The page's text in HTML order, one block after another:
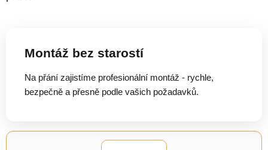
Montáž bez starostí
Na přání zajistíme profesionální montáž - rychle,
bezpečně a přesně podle vašich požadavků.